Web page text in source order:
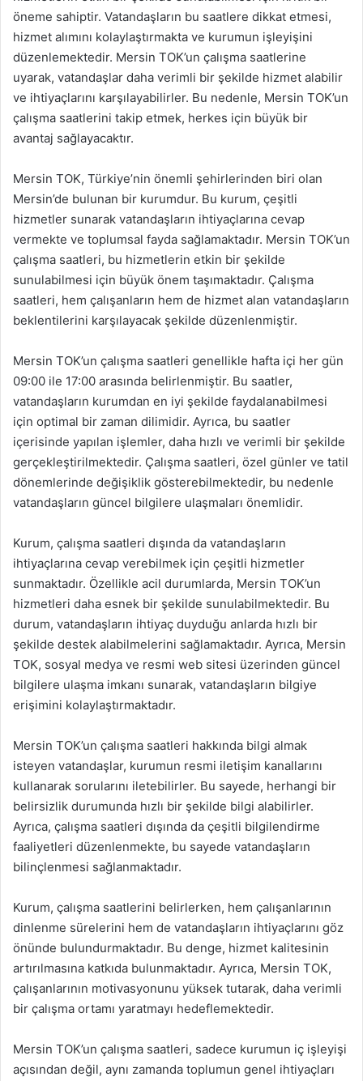
öneme sahiptir. Vatandaşların bu saatlere dikkat etmesi,
hizmet alımını kolaylaştırmakta ve kurumun işleyişini
düzenlemektedir. Mersin TOK’un çalışma saatlerine
uyarak, vatandaşlar daha verimli bir şekilde hizmet alabilir
ve ihtiyaçlarını karşılayabilirler. Bu nedenle, Mersin TOK’un
çalışma saatlerini takip etmek, herkes için büyük bir
avantaj sağlayacaktır.
Mersin TOK, Türkiye’nin önemli şehirlerinden biri olan
Mersin’de bulunan bir kurumdur. Bu kurum, çeşitli
hizmetler sunarak vatandaşların ihtiyaçlarına cevap
vermekte ve toplumsal fayda sağlamaktadır. Mersin TOK’un
çalışma saatleri, bu hizmetlerin etkin bir şekilde
sunulabilmesi için büyük önem taşımaktadır. Çalışma
saatleri, hem çalışanların hem de hizmet alan vatandaşların
beklentilerini karşılayacak şekilde düzenlenmiştir.
Mersin TOK’un çalışma saatleri genellikle hafta içi her gün
09:00 ile 17:00 arasında belirlenmiştir. Bu saatler,
vatandaşların kurumdan en iyi şekilde faydalanabilmesi
için optimal bir zaman dilimidir. Ayrıca, bu saatler
içerisinde yapılan işlemler, daha hızlı ve verimli bir şekilde
gerçekleştirilmektedir. Çalışma saatleri, özel günler ve tatil
dönemlerinde değişiklik gösterebilmektedir, bu nedenle
vatandaşların güncel bilgilere ulaşmaları önemlidir.
Kurum, çalışma saatleri dışında da vatandaşların
ihtiyaçlarına cevap verebilmek için çeşitli hizmetler
sunmaktadır. Özellikle acil durumlarda, Mersin TOK’un
hizmetleri daha esnek bir şekilde sunulabilmektedir. Bu
durum, vatandaşların ihtiyaç duyduğu anlarda hızlı bir
şekilde destek alabilmelerini sağlamaktadır. Ayrıca, Mersin
TOK, sosyal medya ve resmi web sitesi üzerinden güncel
bilgilere ulaşma imkanı sunarak, vatandaşların bilgiye
erişimini kolaylaştırmaktadır.
Mersin TOK’un çalışma saatleri hakkında bilgi almak
isteyen vatandaşlar, kurumun resmi iletişim kanallarını
kullanarak sorularını iletebilirler. Bu sayede, herhangi bir
belirsizlik durumunda hızlı bir şekilde bilgi alabilirler.
Ayrıca, çalışma saatleri dışında da çeşitli bilgilendirme
faaliyetleri düzenlenmekte, bu sayede vatandaşların
bilinçlenmesi sağlanmaktadır.
Kurum, çalışma saatlerini belirlerken, hem çalışanlarının
dinlenme sürelerini hem de vatandaşların ihtiyaçlarını göz
önünde bulundurmaktadır. Bu denge, hizmet kalitesinin
artırılmasına katkıda bulunmaktadır. Ayrıca, Mersin TOK,
çalışanlarının motivasyonunu yüksek tutarak, daha verimli
bir çalışma ortamı yaratmayı hedeflemektedir.
Mersin TOK’un çalışma saatleri, sadece kurumun iç işleyişi
açısından değil, aynı zamanda toplumun genel ihtiyaçları